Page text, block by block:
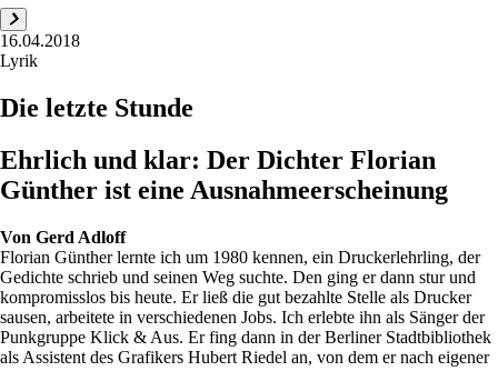
16.04.2018
Lyrik
Die letzte Stunde
Ehrlich und klar: Der Dichter Florian
Günther ist eine Ausnahmeerscheinung
Von Gerd Adloff
Florian Günther lernte ich um 1980 kennen, ein Druckerlehrling, der
Gedichte schrieb und seinen Weg suchte. Den ging er dann stur und
kompromisslos bis heute. Er ließ die gut bezahlte Stelle als Drucker
sausen, arbeitete in verschiedenen Jobs. Ich erlebte ihn als Sänger der
Punkgruppe Klick & Aus. Er fing dann in der Berliner Stadtbibliothek
als Assistent des Grafikers Hubert Riedel an, von dem er nach eigener